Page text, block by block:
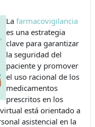
La farmacovigilancia
es una estrategia
clave para garantizar
la seguridad del
paciente y promover
el uso racional de los
medicamentos
prescritos en los
está orientado a
asistencial en la